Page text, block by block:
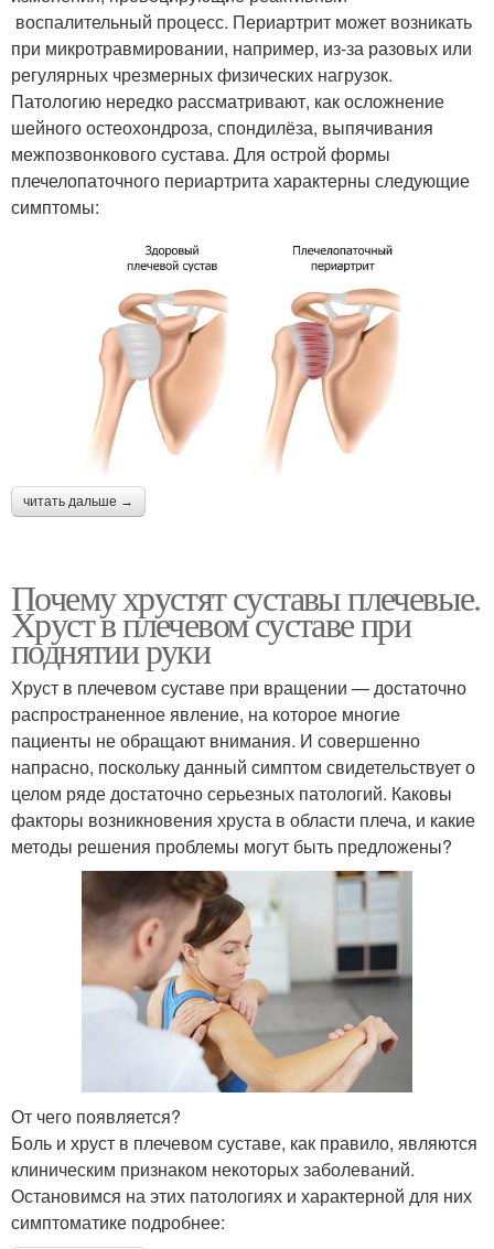
воспалительный процесс. Периартрит может возникать
при микротравмировании, например, из-за разовых или
регулярных чрезмерных физических нагрузок.
Патологию нередко рассматривают, как осложнение
шейного остеохондроза, спондилёза, выпячивания
межпозвонкового сустава. Для острой формы
плечелопаточного периартрита характерны следующие
симптомы:
читать дальше →
Почему хрустят суставы плечевые.
Хруст в плечевом суставе при
поднятии руки
Хруст в плечевом суставе при вращении — достаточно
распространенное явление, на которое многие
пациенты не обращают внимания. И совершенно
напрасно, поскольку данный симптом свидетельствует о
целом ряде достаточно серьезных патологий. Каковы
факторы возникновения хруста в области плеча, и какие
методы решения проблемы могут быть предложены?
От чего появляется?
Боль и хруст в плечевом суставе, как правило, являются
клиническим признаком некоторых заболеваний.
Остановимся на этих патологиях и характерной для них
симптоматике подробнее: